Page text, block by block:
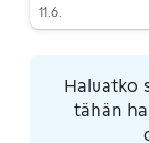
11.6.
Haluatko
tähän